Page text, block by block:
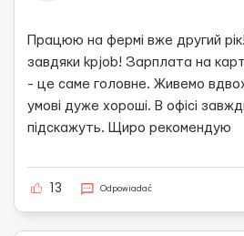
Працюю на фермі вже другий
завдяки kpjob! Зарплата на
- це саме головне. Живемо вдвох
умові дуже хороші. В офісі
підскажуть. Щиро рекомендую
13 Odpowiadać